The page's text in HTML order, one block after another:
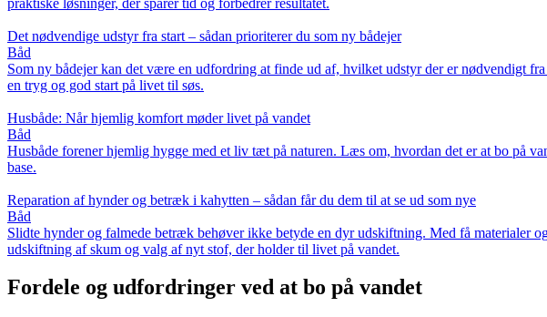
Det nødvendige udstyr fra start – sådan prioriterer du som ny bådejer
Båd
Som ny bådejer kan det være en udfordring at finde ud af, hvilket udstyr der er nødvendigt
en tryg og god start på livet til søs.
Husbåde: Når hjemlig komfort møder livet på vandet
Båd
Husbåde forener hjemlig hygge med et liv tæt på naturen. Læs om, hvordan det er at bo på
base.
Reparation af hynder og betræk i kahytten – sådan får du dem til at se ud som nye
Båd
Slidte hynder og falmede betræk behøver ikke betyde en dyr udskiftning. Med få materialer
udskiftning af skum og valg af nyt stof, der holder til livet på vandet.
Fordele og udfordringer ved at bo på vandet